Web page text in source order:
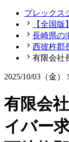
プレックス
【全国
長崎県の
西彼杵郡
有限会社
2025/10/03（金）
有限会
イバー